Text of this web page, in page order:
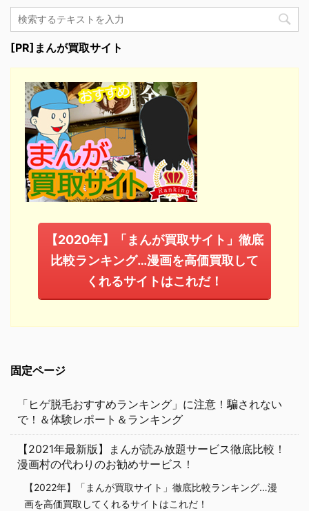
[PR]まんが買取サイト
【2020年】「まんが買取サイト」徹底
比較ランキング…漫画を高価買取して
くれるサイトはこれだ！
固定ページ
「ヒゲ脱毛おすすめランキング」に注意！騙されない
で！＆体験レポート＆ランキング
【2021年最新版】まんが読み放題サービス徹底比較！
漫画村の代わりのお勧めサービス！
【2022年】「まんが買取サイト」徹底比較ランキング…漫
画を高価買取してくれるサイトはこれだ！